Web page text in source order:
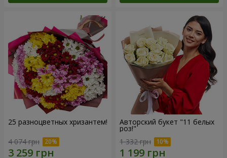
25 разноцветных хризантем!
4 074 грн
Авторский букет "11 белых
роз!"
1 332 грн